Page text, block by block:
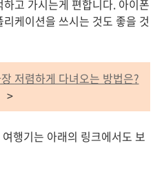
고 가시는게 편합니다. 아이폰
케이션을 쓰시는 것도 좋을 것
저렴하게 다녀오는 방법은?
>
행기는 아래의 링크에서도 보